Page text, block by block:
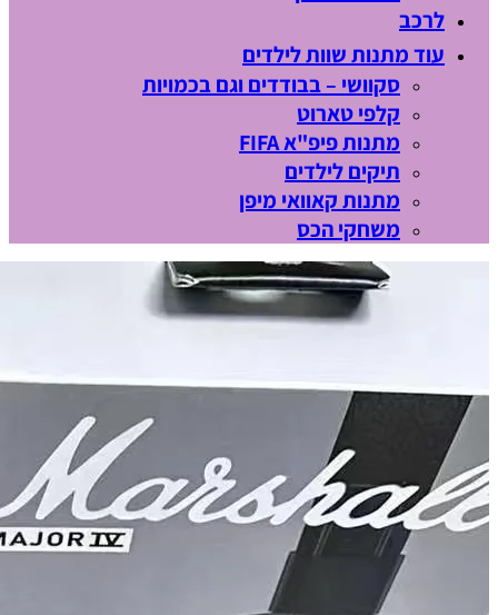
לרכב
עוד מתנות שוות לילדים
סקוושי – בבודדים וגם בכמויות
קלפי טארוט
מתנות פיפ"א FIFA
תיקים לילדים
מתנות קאוואי מיפן
משחקי הכס